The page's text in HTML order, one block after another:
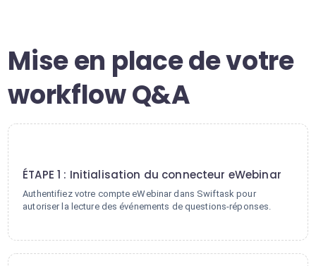
Mise en place de votre
workflow Q&A
ÉTAPE 1 : Initialisation du connecteur eWebinar
Authentifiez votre compte eWebinar dans Swiftask pour
autoriser la lecture des événements de questions-réponses.